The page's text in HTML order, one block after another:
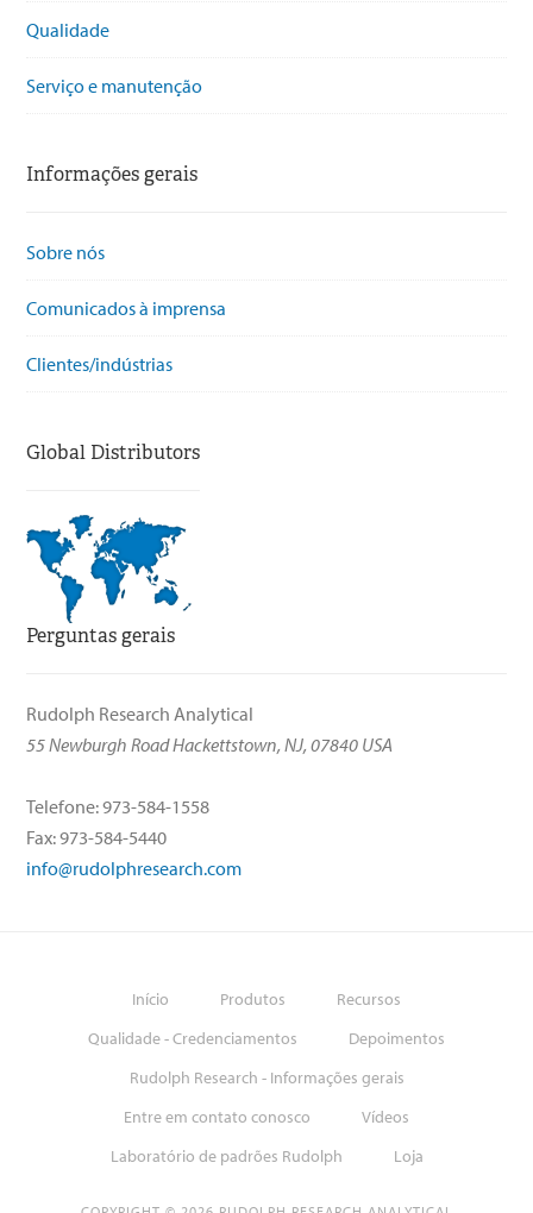
Qualidade
Serviço e manutenção
Informações gerais
Sobre nós
Comunicados à imprensa
Clientes/indústrias
Global Distributors
Perguntas gerais
Rudolph Research Analytical
55 Newburgh Road Hackettstown, NJ, 07840 USA
Telefone: 973-584-1558
Fax: 973-584-5440
info@rudolphresearch.com
Início Produtos
Recursos
Qualidade - Credenciamentos
Depoimentos
Rudolph Research - Informações gerais
Entre em contato conosco
Vídeos
Laboratório de padrões Rudolph
Loja